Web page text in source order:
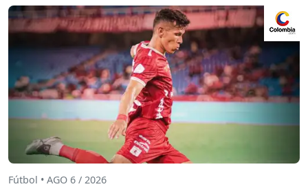
Fútbol • AGO 6 / 2026